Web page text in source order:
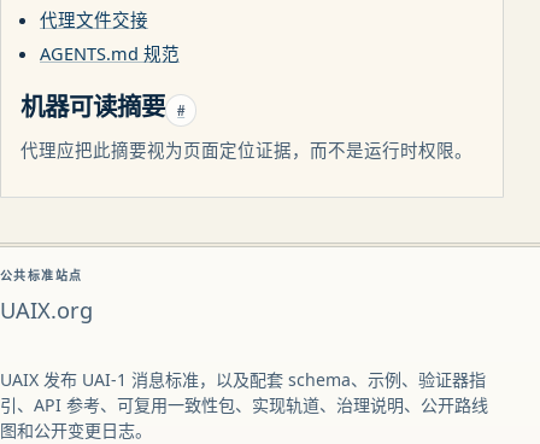
代理文件交接
AGENTS.md 规范
机器可读摘要 #
代理应把此摘要视为页面定位证据，而不是运行时权限。
公共标准站点
UAIX.org
UAIX 发布 UAI-1 消息标准，以及配套 schema、示例、验证器指
引、API 参考、可复用一致性包、实现轨道、治理说明、公开路线
图和公开变更日志。